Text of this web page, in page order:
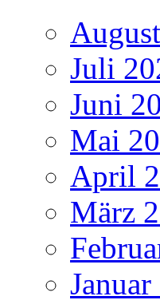
Juli
Juni
Mai
April
März